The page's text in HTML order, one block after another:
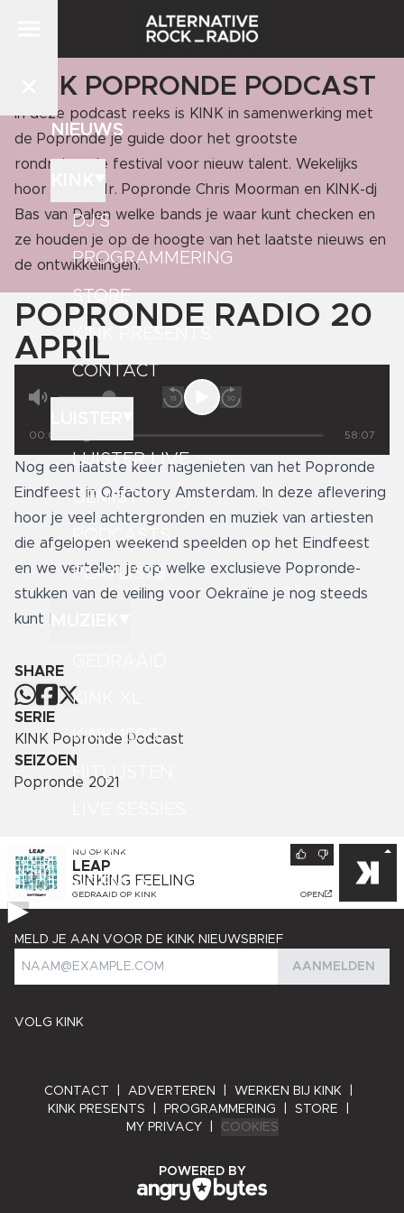
NIEUWS
DJ'S
PROGRAMMERING
STORE
KINK PRESENTS
CONTACT
LUISTER LIVE
GEMIST
PODCASTS
PLAYLISTS
KINK XL
KINK 1500
HITLIJSTEN
KINK PRESENTS
AGENDA
KINK POPRONDE PODCAST
In deze podcast reeks is KINK in samenwerking met
de Popronde je guide door het grootste
rondreizende festival voor nieuw talent. Wekelijks
hoor je van Mr. Popronde Chris Moorman en KINK-dj
Bas van Dalen welke bands je waar kunt checken en
ze houden je op de hoogte van het laatste nieuws en
de ontwikkelingen.
POPRONDE RADIO 20
APRIL
00:00 58:07
Nog een laatste keer nagenieten van het Popronde
Eindfeest in Q-factory Amsterdam. In deze aflevering
hoor je veel achtergronden en muziek van artiesten
die afgelopen weekend speelden op het Eindfeest
en we vertellen je op welke exclusieve Popronde-
stukken van de veiling voor Oekraïne je nog steeds
kunt bieden.
SHARE
SERIE
KINK Popronde Podcast
SEIZOEN
Popronde 2021
NU OP KINK
LEAP
SINKING FEELING
GEDRAAID OP KINK OPEN
VOLG KINK
MELD JE AAN VOOR DE KINK NIEUWSBRIEF
AANMELDEN
CONTACT ADVERTEREN WERKEN BIJ KINK
KINK PRESENTS
PROGRAMMERING STORE
MY PRIVACY
COOKIES
POWERED BYANGRY BYTES